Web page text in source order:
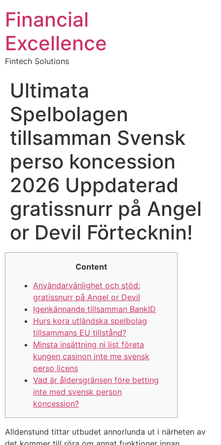
Financial
Excellence
Fintech Solutions
Ultimata
Spelbolagen
tillsamman Svensk
perso koncession
2026 Uppdaterad
gratissnurr på Angel
or Devil Förtecknin!
Content
Användarvänlighet och stöd:
gratissnurr på Angel or Devil
Igenkännande tillsamman BankID
Hurs kora utländska spelbolag
tillsammans EU tillstånd?
Minsta insättning ni list företa
kungen casinon inte me svensk
perso licens
Vad är åldersgränsen före betting
inte med svensk person
koncession?
Alldenstund tittar utbudet annorlunda ut i närheten av